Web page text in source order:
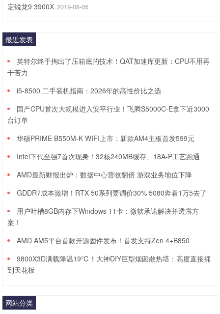
定锐龙9 3900X 2019-08-05
最近发表
英特尔终于掏出了压箱底的技术！QAT加速库更新：CPU不用再
干苦力
i5-8500 二手装机指南：2026年的高性价比之选
国产CPU首次大规模进入安平行业！飞腾S5000C-E拿下近3000
台订单
华硕PRIME B550M-K WIFI上市：新款AM4主板首发599元
Intel下代至强7首次现身！32核240MB缓存、18A-P工艺跑通
AMD最新财报出炉：数据中心营收翻倍 游戏业务地位下降
GDDR7成本激增！RTX 50系列要调价30% 5080奔着1万5去了
用户吐槽8GB内存下Windows 11卡：微软承诺解决并透露方
案！
AMD AM5平台首款开源固件发布！首发支持Zen 4+B850
9800X3D满载降温19℃！大神DIY巨型烟囱散热塔：高度直接捅
到天花板
网站分类